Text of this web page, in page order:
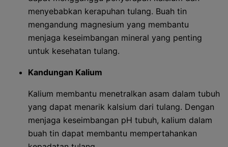
menyebabkan kerapuhan tulang. Buah tin
mengandung magnesium yang membantu
menjaga keseimbangan mineral yang penting
untuk kesehatan tulang.
Kandungan Kalium
Kalium membantu menetralkan asam dalam tubuh
yang dapat menarik kalsium dari tulang. Dengan
menjaga keseimbangan pH tubuh, kalium dalam
buah tin dapat membantu mempertahankan